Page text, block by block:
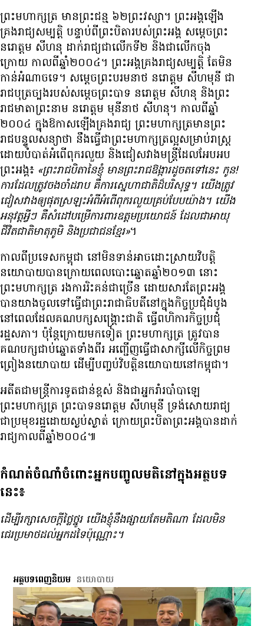
ព្រះមហាក្សត្រ មាន​ព្រះជន្ម ៦២​ព្រះវស្សា។ ព្រះអង្គ​ឡើង​
គ្រងរាជ្យ​សម្បត្តិ បន្ទាប់​ពី​ព្រះបិតា​របស់​ព្រះអង្គ សម្ដេច​ព្រះ​
នរោត្តម សីហនុ ដាក់​រាជ្យ​ជា​លើក​ទី​២ និង​ជា​លើក​ចុង​
ក្រោយ កាល​ពី​ឆ្នាំ​២០០៤។ ព្រះអង្គ​គ្រងរាជ្យ​សម្បត្តិ តែ​មិន​
កាន់​អំណាច​ទេ។ សម្ដេច​ព្រះ​បរមនាថ នរោត្តម សីហមុនី ជា​
រាជបុត្រ​ច្បង​របស់​សម្ដេច​ព្រះបាទ នរោត្ដម សីហនុ និង​ព្រះ
រាជ​មាតា​ព្រះនាម នរោត្ដម មុនីនាថ សីហនុ។ កាល​ពី​ឆ្នាំ​
២០០៤ ក្នុង​ឱកាស​ឡើង​គ្រងរាជ្យ ព្រះមហាក្សត្រ​មាន​ព្រះ
រាជ​បន្ទូល​សន្យា​ថា នឹង​ធ្វើ​ជា​ព្រះមហាក្សត្រ​ល្អ​សម្រាប់​រាស្ត្រ
ដោយ​បំបាត់​អំពើ​ពុក​រលួយ និង​ជៀសវាង​មន្ត្រី​ដែល​អែបអប​
ព្រះអង្គ៖ «ព្រះរាជ​បិតា​នៃ​ខ្ញុំ មាន​ព្រះរាជ​ឱង្ការ​ដូច​ត​ទៅ​នេះ កូន!
ការ​ដែល​ត្រូវ​ចងចាំ​ដរាប គឺ​ការ​ស្នេហា​ជាតិ​ដ៏​បរិសុទ្ធ។ យើង​ត្រូវ​
ជៀសវាង​ឲ្យ​ផុត​ស្រឡះ​អំពី​អំពើ​ពុក​រលួយ​គ្រប់​បែប​យ៉ាង។ យើង​
អនុវត្ត​អ្វីៗ គឺ​សំដៅ​បម្រើ​ការពារ​ឧត្តម​ប្រយោជន៍ ដែល​ជា​អាយុ​
ជីវិត​ជាតិ​មាតុភូមិ និង​ប្រជាជន​ខ្មែរ»។
កាល​ពី​ប្រទេស​កម្ពុជា នៅ​មិន​ទាន់​អាច​ដោះស្រាយ​វិបត្តិ​
នយោបាយ​បាន​ក្រោយ​ពេល​បោះ​ឆ្នោត​ឆ្នាំ​២០១៣ នោះ
ព្រះមហាក្សត្រ រង​ការ​រិះគន់​ជាច្រើន ដោយសារ​តែ​ព្រះអង្គ​
បាន​យាង​ចូល​ទៅ​ធ្វើ​ជា​ព្រះ​រាជាធិបតី​នៅ​ក្នុង​កិច្ច​ប្រជុំ​ដំបូង
នៅ​ពេល​ដែល​គណបក្ស​សង្គ្រោះ​ជាតិ ធ្វើ​ពហិការ​កិច្ច​ប្រជុំ​
រដ្ឋសភា។ ប៉ុន្តែ​ក្រោយ​មក​ទៀត ព្រះមហាក្សត្រ ត្រូវ​បាន​
គណបក្ស​ជាប់​ឆ្នោត​ទាំង​ពីរ អញ្ជើញ​ធ្វើ​ជា​សាក្សី​លើ​កិច្ច​ព្រម
ព្រៀង​នយោបាយ ដើម្បី​បញ្ចប់​វិបត្តិ​នយោបាយ​នៅ​កម្ពុជា។
អតីត​ជា​មន្ត្រី​ការទូត​ជាន់​ខ្ពស់ និង​ជា​អ្នក​រាំ​របាំ​បាឡេ
ព្រះមហាក្សត្រ ព្រះបាទ​នរោត្តម សីហមុនី ទ្រង់​សោយរាជ្យ​
ជា​ប្រមុខ​រដ្ឋ​ដោយ​ស្ងប់ស្ងាត់ ក្រោយ​ព្រះ​បិតា​ព្រះអង្គ​បាន​ដាក់​
រាជ្យ​កាល​ពី​ឆ្នាំ​២០០៤៕
កំណត់ចំណាំចំពោះអ្នកបញ្ចូលមតិនៅក្នុងអត្ថបទ
នេះ៖
ដើម្បី​រក្សា​សេចក្ដី​ថ្លៃថ្នូរ យើង​ខ្ញុំ​នឹង​ផ្សាយ​តែ​មតិ​ណា ដែល​មិន​
ជេរ​ប្រមាថ​ដល់​អ្នក​ដទៃ​ប៉ុណ្ណោះ។
អត្ថបទពេញនិយម នយោបាយ